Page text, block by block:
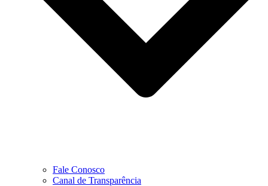
Fale Conosco
Canal de Transparência